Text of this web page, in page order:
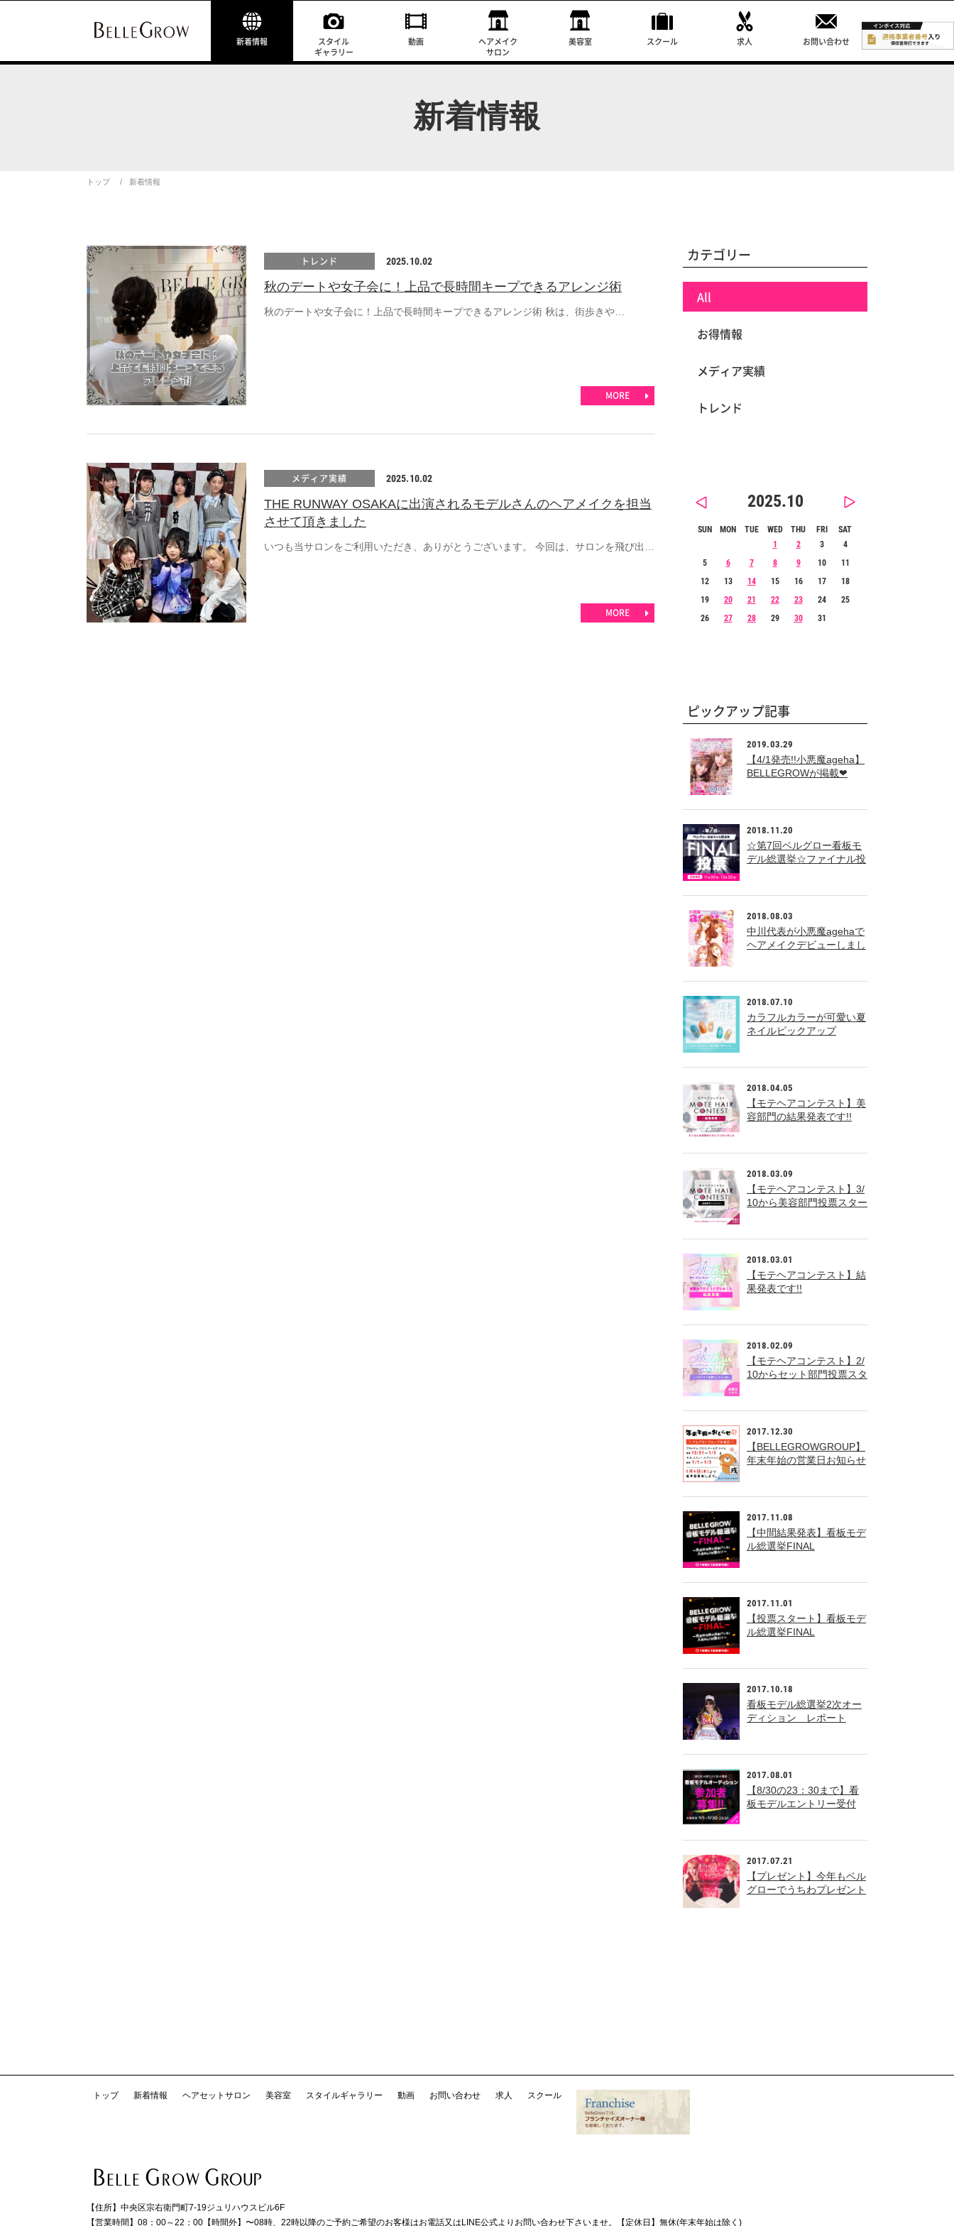
新着情報
スタイル
ギャラリー
動画
ヘアメイク
サロン
美容室 スクール 求人 お問い合わせ
新着情報
トップ 新着情報
トレンド 2025.10.02
秋のデートや女子会に！上品で長時間キープできるアレンジ術
秋のデートや女子会に！上品で長時間キープできるアレンジ術 秋は、街歩きや…
MORE
メディア実績 2025.10.02
THE RUNWAY OSAKAに出演されるモデルさんのヘアメイクを担当
させて頂きました
いつも当サロンをご利用いただき、ありがとうございます。 今回は、サロンを飛び出…
MORE
カテゴリー
All
お得情報
メディア実績
トレンド
2025.10
SUN MON TUE WED THU FRI
SAT
1
2 3
4
5
6 7 8 9 10
11
12
13 14 15 16 17
18
19
20 21 22 23 24
25
26
27 28 29 30 31
ピックアップ記事
2019.03.29
【4/1発売!!小悪魔ageha】
BELLEGROWが掲載❤
2018.11.20
☆第7回ベルグロー看板モ
デル総選挙☆ファイナル投
2018.08.03
中川代表が小悪魔agehaで
ヘアメイクデビューしまし
2018.07.10
カラフルカラーが可愛い夏
ネイルピックアップ
2018.04.05
【モテヘアコンテスト】美
容部門の結果発表です!!
2018.03.09
【モテヘアコンテスト】3/
10から美容部門投票スター
2018.03.01
【モテヘアコンテスト】結
果発表です!!
2018.02.09
【モテヘアコンテスト】2/
10からセット部門投票スタ
2017.12.30
【BELLEGROWGROUP】
年末年始の営業日お知らせ
2017.11.08
【中間結果発表】看板モデ
ル総選挙FINAL
2017.11.01
【投票スタート】看板モデ
ル総選挙FINAL
2017.10.18
看板モデル総選挙2次オー
ディション レポート
2017.08.01
【8/30の23：30まで】看
板モデルエントリー受付
2017.07.21
【プレゼント】今年もベル
グローでうちわプレゼント
トップ 新着情報 ヘアセットサロン 美容室 スタイルギャラリー 動画 お問い合わせ 求人 スクール
【住所】 中央区宗右衛門町7-19ジュリハウスビル6F
【営業時間】 08：00～22：00 【時間外】 〜08時、22時以降のご予約ご希望のお客様はお電話又はLINE公式よりお問い合わせ下さいませ。 【定休日】 無休(年末年始は除く)